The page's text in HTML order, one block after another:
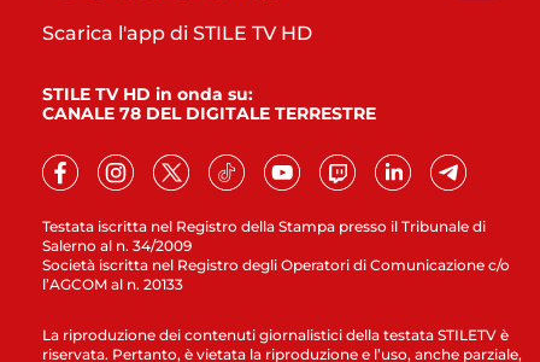
Testata iscritta nel Registro della Stampa presso il Tribunale di
Salerno al n. 34/2009
Società iscritta nel Registro degli Operatori di Comunicazione c/o
l’AGCOM al n. 20133
Scarica l'app di STILE TV HD
STILE TV HD in onda su:
CANALE 78 DEL DIGITALE TERRESTRE
La riproduzione dei contenuti giornalistici della testata STILETV è
riservata. Pertanto, è vietata la riproduzione e l’uso, anche parziale,